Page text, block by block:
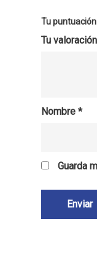
Tu puntuación
Tu valoración
Nombre *
Guarda